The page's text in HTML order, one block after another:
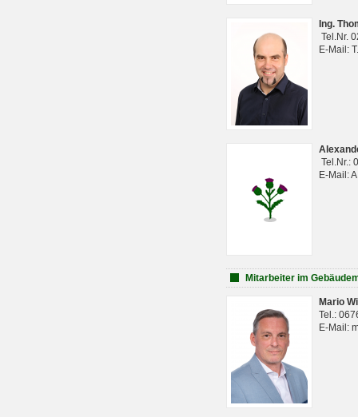
Ing.
Tel.Nr.
E-Mail:
Tel.Nr.:
E-Mail:
Mitarbeiter im
Mario
Tel.:
E-Mail: